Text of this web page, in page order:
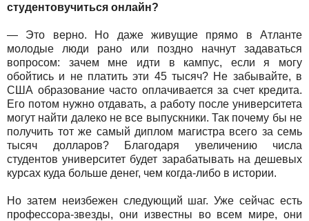
студентовучиться онлайн?
— Это верно. Но даже живущие прямо в Атланте
молодые люди рано или поздно начнут задаваться
вопросом: зачем мне идти в кампус, если я могу
обойтись и не платить эти 45 тысяч? Не забывайте, в
США образование часто оплачивается за счет кредита.
Его потом нужно отдавать, а работу после университета
могут найти далеко не все выпускники. Так почему бы не
получить тот же самый диплом магистра всего за семь
тысяч долларов? Благодаря увеличению числа
студентов университет будет зарабатывать на дешевых
курсах куда больше денег, чем когда-либо в истории.
Но затем неизбежен следующий шаг. Уже сейчас есть
профессора-звезды, они известны во всем мире, они